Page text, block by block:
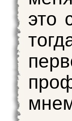
это